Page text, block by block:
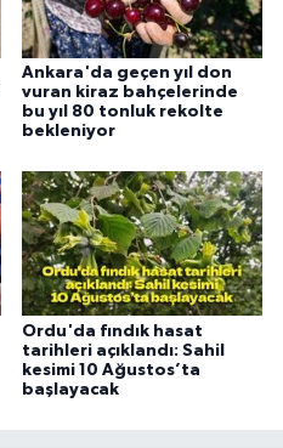
Ankara'da geçen yıl don
vuran kiraz bahçelerinde
bu yıl 80 tonluk rekolte
bekleniyor
Ordu'da fındık hasat
tarihleri açıklandı: Sahil
kesimi 10 Ağustos’ta
başlayacak